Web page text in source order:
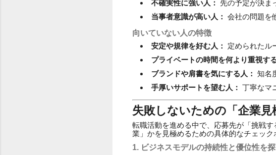
不確実性に強い人：
先の予定が決ま
当事者意識が高い人： 会社の問題を
向いていない人の特徴
安定や規律を好む人：
定められたル
プライベートの時間を何より重視す
ブランドや肩書を気にする人： 知名
手厚いサポートを望む人： 丁寧なマ
失敗しないための「企業見
転職活動を進める中で、応募先が「挑戦
業」かを見極めるための具体的なチェック
1. ビジネスモデルの持続性と優位性を